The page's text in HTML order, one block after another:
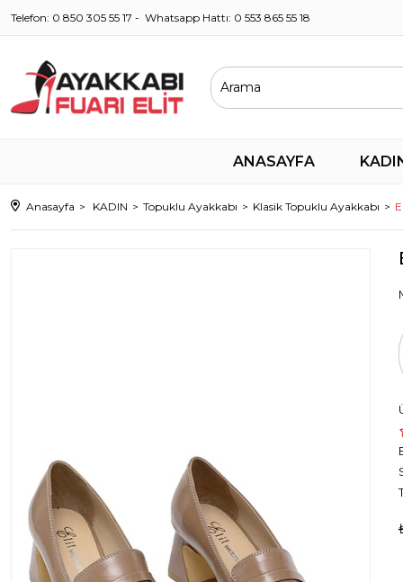
Telefon: 0 850 305 55 17 - Whatsapp Hattı: 0 553 865 55 18
ANASAYFA
Anasayfa KADIN Topuklu Ayakkabı Klasik Topuklu Ayakkabı